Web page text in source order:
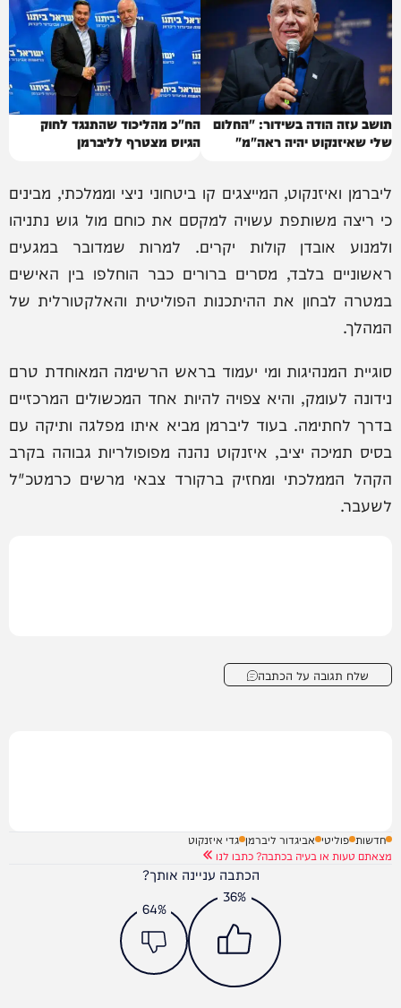
תושב עזה הודה בשידור: "החלום
שלי שאיזנקוט יהיה ראה"מ"
הח"כ מהליכוד שהתנגד לחוק
הגיוס מצטרף לליברמן
ליברמן ואיזנקוט, המייצגים קו ביטחוני ניצי וממלכתי, מבינים
כי ריצה משותפת עשויה למקסם את כוחם מול גוש נתניהו
ולמנוע אובדן קולות יקרים. למרות שמדובר במגעים
ראשוניים בלבד, מסרים ברורים כבר הוחלפו בין האישים
במטרה לבחון את ההיתכנות הפוליטית והאלקטורלית של
המהלך.
סוגיית המנהיגות ומי יעמוד בראש הרשימה המאוחדת טרם
נידונה לעומק, והיא צפויה להיות אחד המכשולים המרכזיים
בדרך לחתימה. בעוד ליברמן מביא איתו מפלגה ותיקה עם
בסיס תמיכה יציב, איזנקוט נהנה מפופולריות גבוהה בקרב
הקהל הממלכתי ומחזיק ברקורד צבאי מרשים כרמטכ"ל
לשעבר.
שלח תגובה על הכתבה
חדשות פוליטי אביגדור ליברמן גדי איזנקוט
מצאתם טעות או בעיה בכתבה? כתבו לנו
הכתבה עניינה אותך?
36%
64%